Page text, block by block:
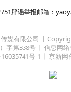
辟谣举报邮箱：
媒有限公司
字第338号 信息网
号-1 京新网